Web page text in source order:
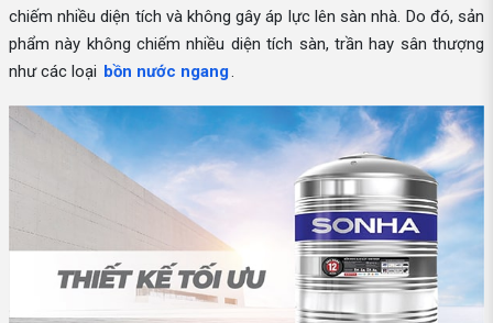
chiếm nhiều diện tích và không gây áp lực lên sàn nhà. Do đó, sản
phẩm này không chiếm nhiều diện tích sàn, trần hay sân thượng
như các loại bồn nước ngang.